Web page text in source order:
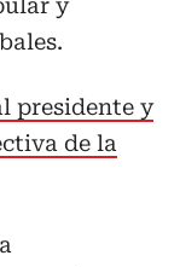
y
presidente y
de la